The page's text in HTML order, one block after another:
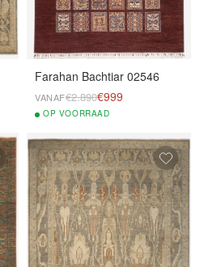
Farahan Bachtiar 02546
VANAF€2.890€999
OP VOORRAAD